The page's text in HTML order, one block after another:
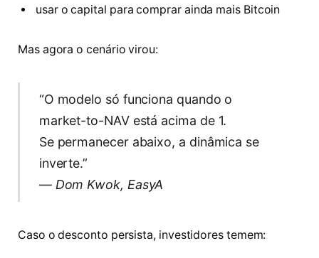
usar o capital para comprar ainda mais Bitcoin
Mas agora o cenário virou:
“O modelo só funciona quando o
market-to-NAV está acima de 1.
Se permanecer abaixo, a dinâmica se
inverte.”
— Dom Kwok, EasyA
Caso o desconto persista, investidores temem: